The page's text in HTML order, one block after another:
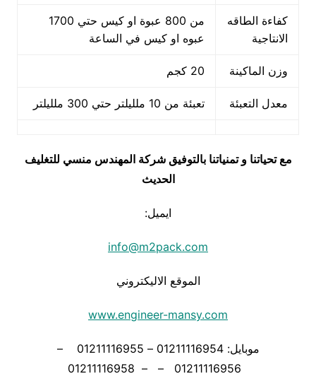
كفاءة الطاقه
الانتاجية
من 800 عبوة او كيس حتي 1700
عبوه او كيس في الساعة
وزن الماكينة 20 كجم
معدل التعبئة تعبئة من 10 ملليلتر حتي 300 ملليلتر
مع تحياتنا و تمنياتنا بالتوفيق شركة المهندس منسي للتغليف
الحديث
ايميل:
info@m2pack.com
الموقع الاليكتروني
www.engineer-mansy.com
موبايل: 01211116954 – 01211116955 –